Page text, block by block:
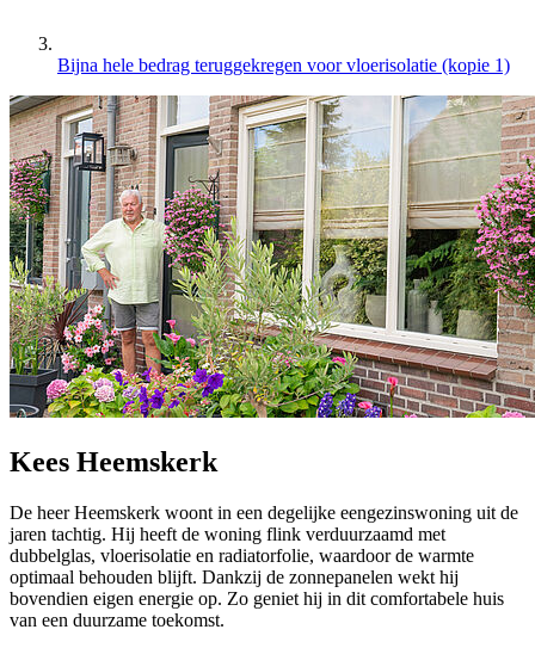
Bijna hele bedrag teruggekregen voor vloerisolatie (kopie 1)
Kees Heemskerk
De heer Heemskerk woont in een degelijke eengezinswoning uit de
jaren tachtig. Hij heeft de woning flink verduurzaamd met
dubbelglas, vloerisolatie en radiatorfolie, waardoor de warmte
optimaal behouden blijft. Dankzij de zonnepanelen wekt hij
bovendien eigen energie op. Zo geniet hij in dit comfortabele huis
van een duurzame toekomst.